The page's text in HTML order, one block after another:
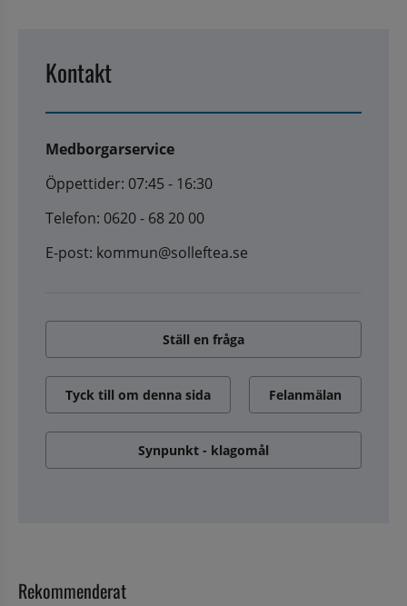
Kontakt
Medborgarservice
Öppettider: 07:45 - 16:30
Telefon: 0620 - 68 20 00
E-post: kommun@solleftea.se
Ställ en fråga
Tyck till om denna sida Felanmälan
Synpunkt - klagomål
Rekommenderat